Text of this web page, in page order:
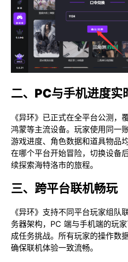
二、PC与手机进度实
《异环》已正式在全平台公测，
鸿蒙等主流设备。玩家使用同一
游戏进度、角色数据和道具物品
在哪个平台开始冒险，切换设备
续探索海特洛市的旅程。
三、跨平台联机畅玩
《异环》支持不同平台玩家组队
务器架构，PC 端与手机端的玩
成任务挑战。所有玩家的操作数
确保联机体验一致流畅。